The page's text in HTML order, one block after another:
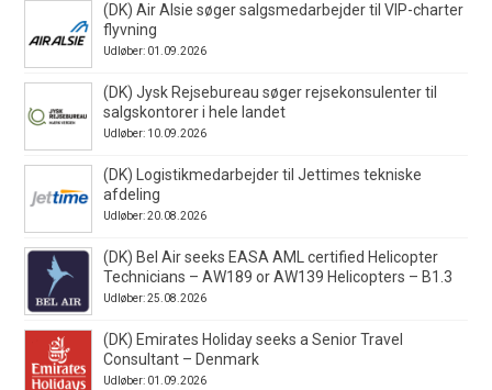
(DK) Air Alsie søger salgsmedarbejder til VIP-charter
flyvning
Udløber: 01.09.2026
(DK) Jysk Rejsebureau søger rejsekonsulenter til
salgskontorer i hele landet
Udløber: 10.09.2026
(DK) Logistikmedarbejder til Jettimes tekniske
afdeling
Udløber: 20.08.2026
(DK) Bel Air seeks EASA AML certified Helicopter
Technicians – AW189 or AW139 Helicopters – B1.3
Udløber: 25.08.2026
(DK) Emirates Holiday seeks a Senior Travel
Consultant – Denmark
Udløber: 01.09.2026